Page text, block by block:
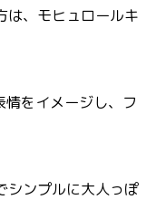
、モヒュロールキ
をイメージし、フ
シンプルに大人っぽ